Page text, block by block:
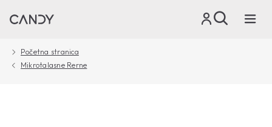
Početna stranica
Mikrotalasne Rerne